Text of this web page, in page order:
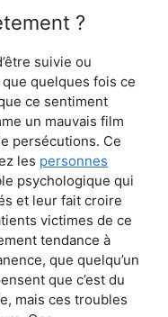
?
suivie ou
quelques fois ce
ce sentiment
un mauvais film
persécutions. Ce
les personnes
psychologique qui
et leur fait croire
victimes de ce
tendance à
que quelqu’un
que c’est du
mais ces troubles